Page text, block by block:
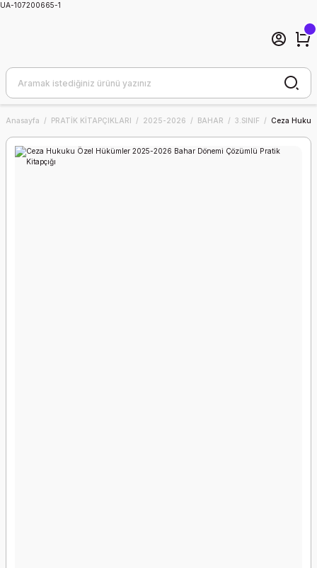
UA-107200665-1
Anasayfa PRATİK KİTAPÇIKLARI 2025-2026 BAHAR 3.SINIF Ceza